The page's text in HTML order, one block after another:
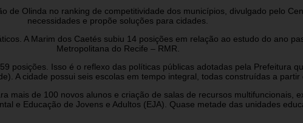
de Olinda no ranking de competitividade dos municípios, divulgado pelo
necessidades e propõe soluções para cidades.
A Marim dos Caetés subiu 14 posições em relação ao estudo do ano
Metropolitana do Recife – RMR.
posições. Isso é o reflexo das políticas públicas adotadas pela Prefeitura
A cidade possui seis escolas em tempo integral, todas construídas a partir
mais de 100 novos alunos e criação de salas de recursos multifuncionais,
e Educação de Jovens e Adultos (EJA). Quase metade das unidades